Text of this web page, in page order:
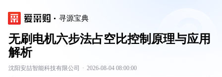
寻源宝典
无刷电机六步法占空比控制原理与应用
解析
沈阳安喆智能科技有限公司 · 2026-08-04 08:00:00